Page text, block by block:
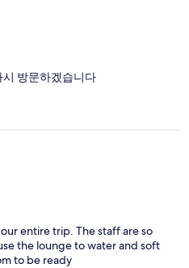
방문하겠습니다
entire trip. The staff are so
the lounge to water and soft
to be ready